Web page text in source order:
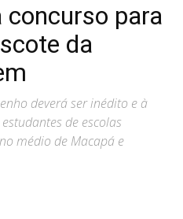
concurso para
da
deverá ser inédito e à
de escolas
médio de Macapá e